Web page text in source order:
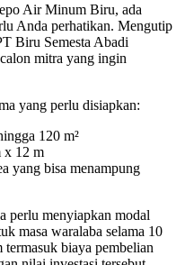
Air Minum Biru, ada
Anda perhatikan. Mengutip
Biru Semesta Abadi
mitra yang ingin
yang perlu disiapkan:
120 m²
x 12 m
yang bisa menampung
perlu menyiapkan modal
masa waralaba selama 10
biaya pembelian